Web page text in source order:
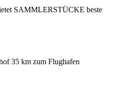
SAMMLERSTÜCKE beste
35 km zum Flughafen